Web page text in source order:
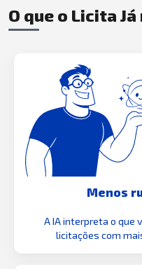
O que o Licita
Menos
A IA interpreta o que
licitações com